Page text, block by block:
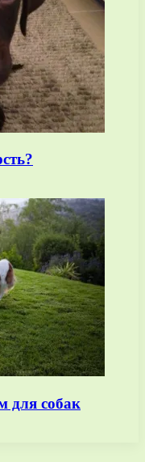
для собак